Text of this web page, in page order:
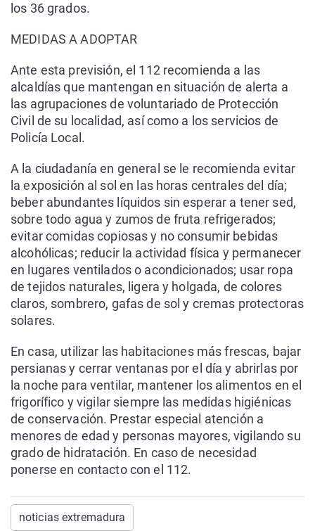
los 36 grados.
MEDIDAS A ADOPTAR
Ante esta previsión, el 112 recomienda a las
alcaldías que mantengan en situación de alerta a
las agrupaciones de voluntariado de Protección
Civil de su localidad, así como a los servicios de
Policía Local.
A la ciudadanía en general se le recomienda evitar
la exposición al sol en las horas centrales del día;
beber abundantes líquidos sin esperar a tener sed,
sobre todo agua y zumos de fruta refrigerados;
evitar comidas copiosas y no consumir bebidas
alcohólicas; reducir la actividad física y permanecer
en lugares ventilados o acondicionados; usar ropa
de tejidos naturales, ligera y holgada, de colores
claros, sombrero, gafas de sol y cremas protectoras
solares.
En casa, utilizar las habitaciones más frescas, bajar
persianas y cerrar ventanas por el día y abrirlas por
la noche para ventilar, mantener los alimentos en el
frigorífico y vigilar siempre las medidas higiénicas
de conservación. Prestar especial atención a
menores de edad y personas mayores, vigilando su
grado de hidratación. En caso de necesidad
ponerse en contacto con el 112.
noticias extremadura